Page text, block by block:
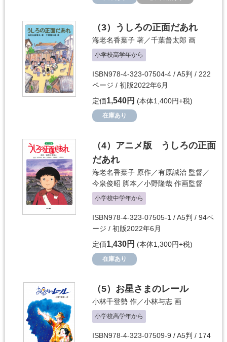
（3） うしろの正面だあれ
海老名香葉子 著／千葉督太郎 画
小学校高学年から
ISBN978-4-323-07504-4 / A5判 / 222
ページ / 初版2022年6月
定価1,540円 (本体1,400円+税)
在庫あり
（4） アニメ版 うしろの正面
だあれ
海老名香葉子 原作／有原誠治 監督／
今泉俊昭 脚本／小野隆哉 作画監督
小学校中学年から
ISBN978-4-323-07505-1 / A5判 / 94ペ
ージ / 初版2022年6月
定価1,430円 (本体1,300円+税)
在庫あり
（5） お星さまのレール
小林千登勢 作／小林与志 画
小学校高学年から
ISBN978-4-323-07509-9 / A5判 / 174